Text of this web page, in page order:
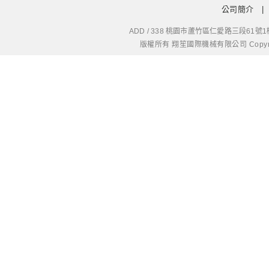
公司簡介
ADD / 338 桃園市蘆竹區仁愛路三
版權所有 翔笙國際機械有限公司